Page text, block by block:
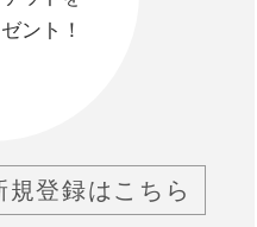
ント！
規登録はこちら